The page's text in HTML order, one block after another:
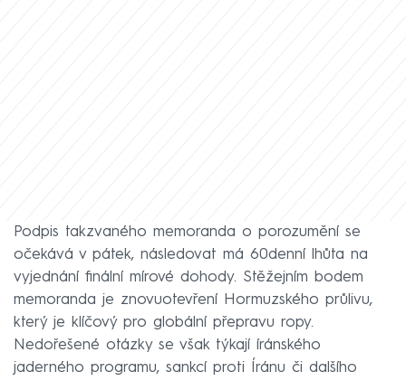
Podpis takzvaného memoranda o porozumění se
očekává v pátek, následovat má 60denní lhůta na
vyjednání finální mírové dohody. Stěžejním bodem
memoranda je znovuotevření Hormuzského průlivu,
který je klíčový pro globální přepravu ropy.
Nedořešené otázky se však týkají íránského
jaderného programu, sankcí proti Íránu či dalšího